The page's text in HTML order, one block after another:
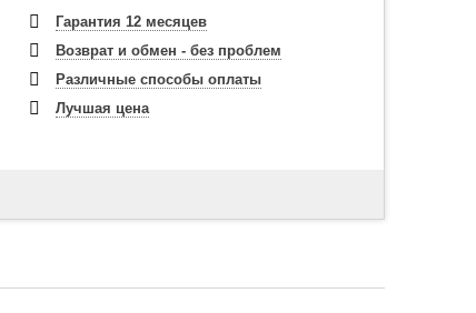
Гарантия 12 месяцев
Возврат и обмен - без проблем
Различные способы оплаты
Лучшая цена